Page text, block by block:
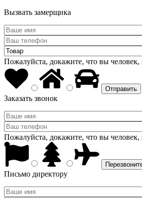
Вызвать замерщика
Пожалуйста, докажите, что вы человек,
Заказать звонок
Пожалуйста, докажите, что вы человек,
Письмо директору